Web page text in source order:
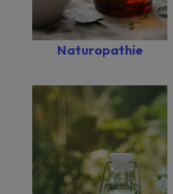
Naturopathie